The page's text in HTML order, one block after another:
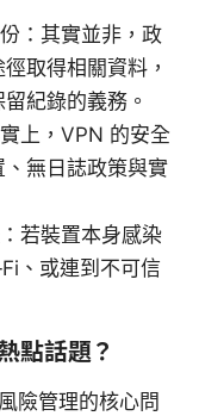
：其實並非，政
取得相關資料，
紀錄的義務。
上，VPN 的安全
無日誌政策與實
若裝置本身感染
、或連到不可信
點話題？
險管理的核心問